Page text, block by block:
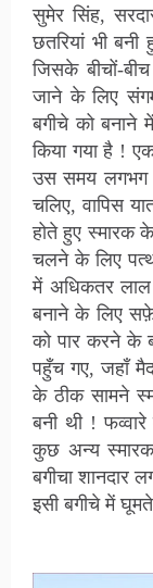
सुमेर सिंह,
छतरियां भी
जिसके बीचों-
जाने के लिए
बगीचे को बनाने
किया गया है !
उस समय लगभग
चलिए, वापिस
होते हुए स्मारक
चलने के लिए
में अधिकतर
बनाने के लिए
को पार करने के
पहुँच गए, जहाँ
के ठीक सामने
बनी थी !
कुछ अन्य
बगीचा शानदार
इसी बगीचे में